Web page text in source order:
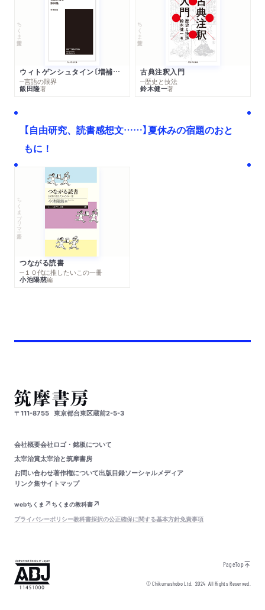
ちくま学芸文庫
ウィトゲンシュタイン〔増補新版〕
─言語の限界
飯田隆著
ちくま学芸文庫
古典注釈入門
─歴史と技法
鈴木健一著
【自由研究、読書感想文……】夏休みの宿題のおと
もに！
ちくまプリマー新書
つながる読書
─１０代に推したいこの一冊
小池陽慈編
〒111-8755 東京都台東区蔵前2-5-3
会社概要会社ロゴ・銘板について
太宰治賞太宰治と筑摩書房
お問い合わせ著作権について出版目録ソーシャルメディア
リンク集サイトマップ
webちくま
ちくまの教科書
プライバシーポリシー教科書採択の公正確保に関する基本方針免責事項
PageTop
© Chikumashobo Ltd.2024 All Rights Reserved.